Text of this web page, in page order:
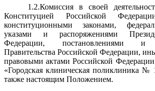
1.2.Комиссия в своей
Конституцией Российской
конституционными законами,
указами и распоряжениями
Федерации, постановлениями и
Правительства Российской Федерации,
правовыми актами Российской
«Городская клиническая поликлиника №
также настоящим Положением.